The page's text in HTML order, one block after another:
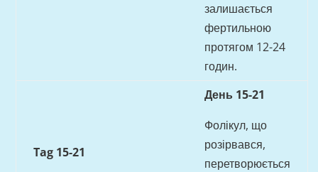
залишається
фертильною
протягом 12-24
годин.
Tag 15-21
День 15-21
Фолікул, що
розірвався,
перетворюється